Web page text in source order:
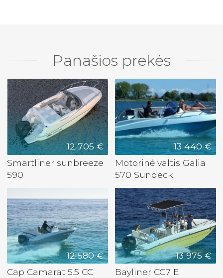
Panašios prekės
12 705 €
Smartliner sunbreeze
590
13 440 €
Motorinė valtis Galia
570 Sundeck
12 580 €
Cap Camarat 5.5 CC
13 975 €
Bayliner CC7 E